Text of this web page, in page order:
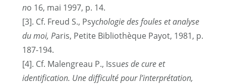
no 16, mai 1997, p. 14.
[3]. Cf. Freud S., Psychologie des foules et analyse
du moi, Paris, Petite Bibliothèque Payot, 1981, p.
187-194.
[4]. Cf. Malengreau P., Issues de cure et
identification. Une difficulté pour l’interprétation,